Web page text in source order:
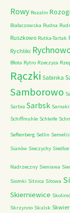
Rowy Rozalin Rozogi
Białaczowska Rudna
Ruszkowo Rutka-Tartak
Rychliki
Błota Rytro Rzeczyca
Rączki Sabinka
Samborowo
Sarbia Sarbsk Sarnaki
Schiffmuhle Schleife
Seftenberg Sellin
Sianów Sieczychy Siedlce
Nadrzeczny Sieniawa
Siomki Sitnica Sitowa
Skierniewice
Skrzynno Skulsk